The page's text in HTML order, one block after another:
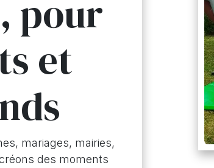
pour
et
mariages, mairies,
des moments